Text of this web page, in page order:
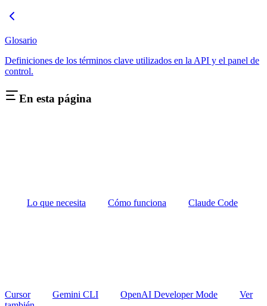
Glosario
Definiciones de los términos clave utilizados en la API y el panel de
control.
En esta página
Lo que necesita Cómo funciona Claude Code
Cursor Gemini CLI OpenAI Developer Mode
Ver